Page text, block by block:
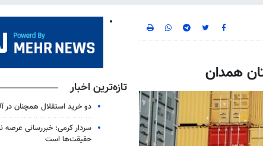
تازه‌ترین اخبار
دو خرید استقلال همچنان در
سردار کرمی: خبررسانی عرصه
حقیقت‌ها است